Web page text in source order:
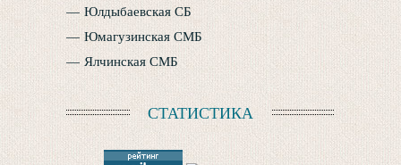
Юлдыбаевская СБ
Юмагузинская СМБ
Ялчинская СМБ
СТАТИСТИКА